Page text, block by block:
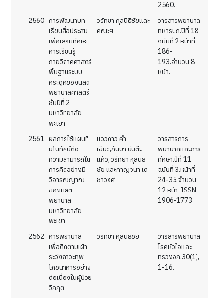
2560.
2560 การพัฒนาบท
เรียนสื่อประสม
เพื่อเสริมทักษะ
การเรียนรู้
กายวิภาคศาสตร์
พื้นฐานระบบ
กระดูกของนิสิต
พยาบาลศาสตร์
ชั้นปีที่ 2
มหาวิทยาลัย
พะเยา
วรัทยา กุลนิธิชัยและ
คณะฯ
วารสารพยาบาล
ทหารบก.ปีที่ 18
ฉบับที่ 2.หน้าที่
186-
193.จำนวน 8
หน้า.
2561
ผลการใช้แผนที่
มโนทัศน์ต่อ
ความสามารถใน
การคิดอย่างมี
วิจารณญาณ
ของนิสิต
พยาบาล
มหาวิทยาลัย
พะเยา
แววดาว คำ
เขียว,กันยา นันต๊ะ
แก้ว, วรัทยา กุลนิธิ
ชัย และกาญจนา เต
ชาวงศ์
วารสารการ
พยาบาลและการ
ศึกษา.ปีที่ 11
ฉบับที่ 3.หน้าที่
24-35.จำนวน
12 หน้า. ISSN
1906-1773
2562
การพยาบาล
เพื่อติดตามเฝ้า
ระวังภาวะทุพ
โภชนาการอย่าง
ต่อเนื่องในผู้ป่วย
วิกฤต
วรัทยา กุลนิธิชัย
วารสารพยาบาล
โรคหัวใจและ
ทรวงอก.30(1),
1-16.